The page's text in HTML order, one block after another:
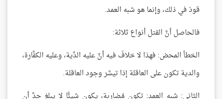
قودَ في ذلك، وإنما هو شبه العمد.
فالحاصل أنَّ القتل أنواع ثلاثة:
الخطأ المحض: فهذا لا خلافَ فيه أنَّ عليه الدِّية، وعليه الكفَّارة،
والدية تكون على العاقلة إذا تيسَّر وجود العاقلة.
الثاني: شبه العمد: تكون مُضاربة، يكون شيئًا لا يبلغ حدَّ أن